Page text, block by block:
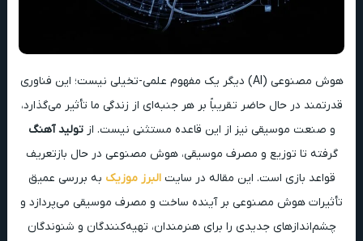
هوش مصنوعی (AI) دیگر یک مفهوم علمی-تخیلی نیست؛ این فناوری
قدرتمند در حال حاضر تقریباً بر هر جنبه‌ای از زندگی ما تأثیر می‌گذارد،
و صنعت موسیقی نیز از این قاعده مستثنی نیست. ازتولید آهنگ
گرفته تا توزیع و مصرف موسیقی، هوش مصنوعی در حال بازتعریف
قواعد بازی است. این مقاله در سایتالبرز موزیک به بررسی عمیق
تأثیرات هوش مصنوعی بر آینده ساخت و مصرف موسیقی می‌پردازد و
چشم‌اندازهای جدیدی را برای هنرمندان، تهیه‌کنندگان و شنوندگان